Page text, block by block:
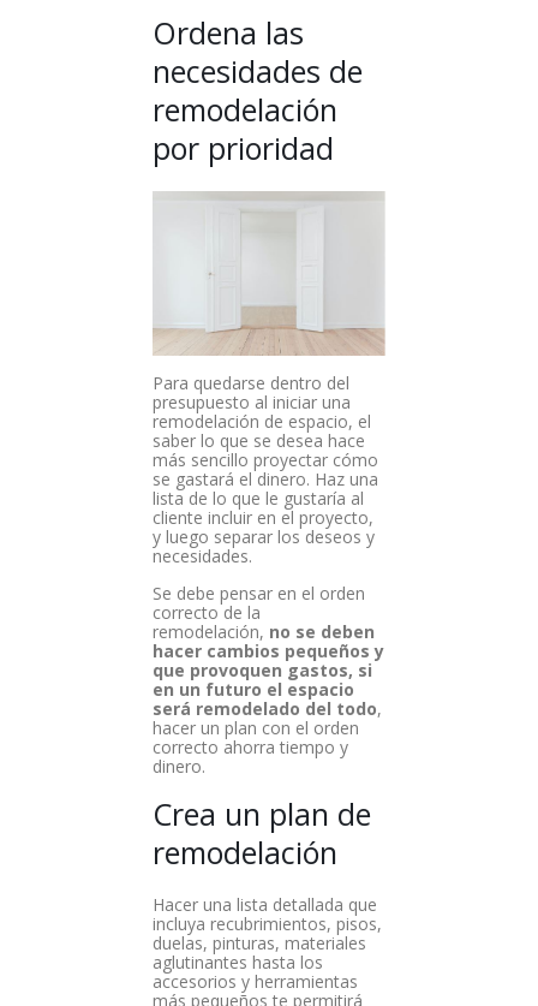
Ordena las
necesidades de
remodelación
por prioridad
Para quedarse dentro del
presupuesto al iniciar una
remodelación de espacio, el
saber lo que se desea hace
más sencillo proyectar cómo
se gastará el dinero. Haz una
lista de lo que le gustaría al
cliente incluir en el proyecto,
y luego separar los deseos y
necesidades.
Se debe pensar en el orden
correcto de la
remodelación, no se deben
hacer cambios pequeños y
que provoquen gastos, si
en un futuro el espacio
será remodelado del todo,
hacer un plan con el orden
correcto ahorra tiempo y
dinero.
Crea un plan de
remodelación
Hacer una lista detallada que
incluya recubrimientos, pisos,
duelas, pinturas, materiales
aglutinantes hasta los
accesorios y herramientas
más pequeños te permitirá